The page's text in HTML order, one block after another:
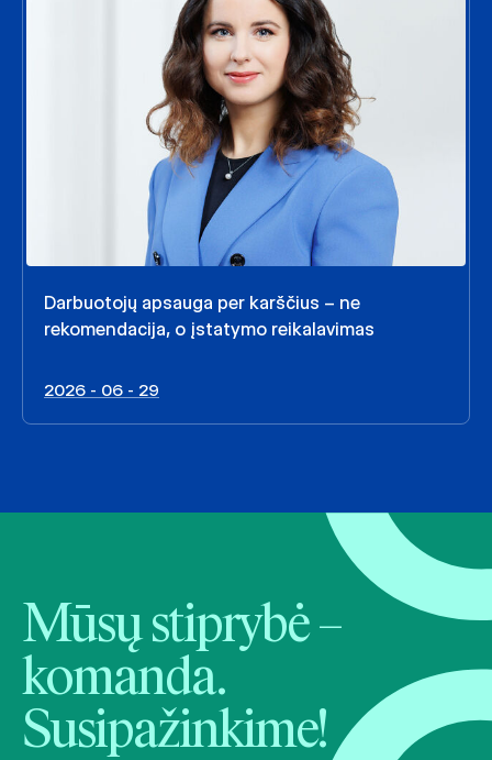
Darbuotojų apsauga per karščius – ne
rekomendacija, o įstatymo reikalavimas
2026 - 06 - 29
Mūsų stiprybė –
komanda.
Susipažinkime!